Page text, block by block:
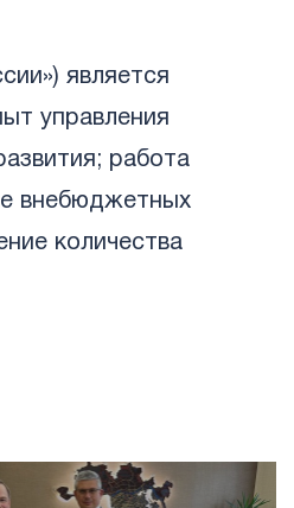
является
управления
работа
внебюджетных
количества